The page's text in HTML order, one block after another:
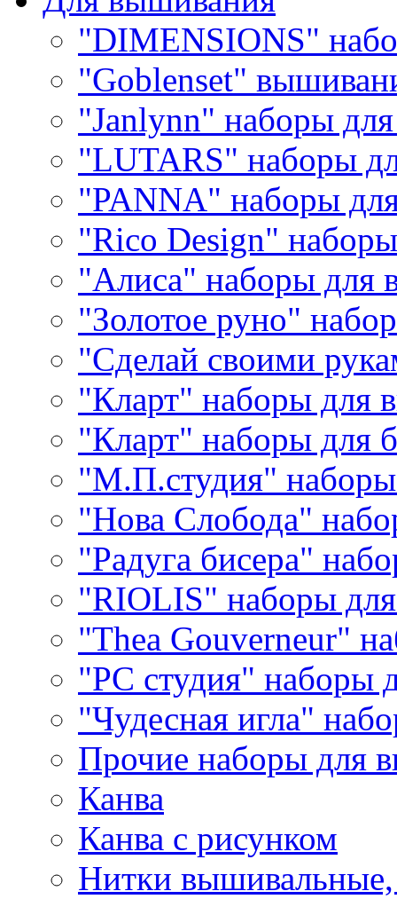
"DIMENSIONS"
"Goblenset"
"Janlynn" наборы
"LUTARS" наборы
"PANNA" наборы
"Rico Design"
"Алиса" наборы для
"Золотое руно"
"Сделай своими
"Кларт" наборы для
"Кларт" наборы для
"М.П.студия"
"Нова Слобода"
"Радуга бисера"
"RIOLIS" наборы
"Thea Gouverneur"
"РС студия" наборы
"Чудесная игла"
Прочие наборы для
Канва
Канва с рисунком
Нитки